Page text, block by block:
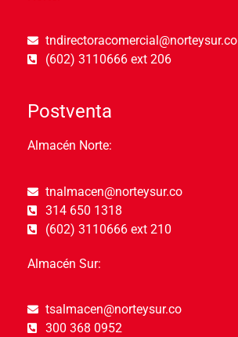
tndirectoracomercial@norteysur.co
(602) 3110666 ext 206
Postventa
Almacén Norte:
tnalmacen@norteysur.co
314 650 1318
(602) 3110666 ext 210
Almacén Sur:
tsalmacen@norteysur.co
300 368 0952